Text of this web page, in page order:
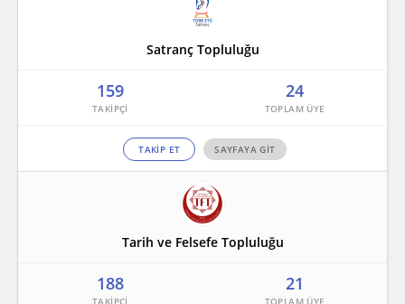
Satranç Topluluğu
159 24
TAKİP ET SAYFAYA GİT
Tarih ve Felsefe Topluluğu
188 21